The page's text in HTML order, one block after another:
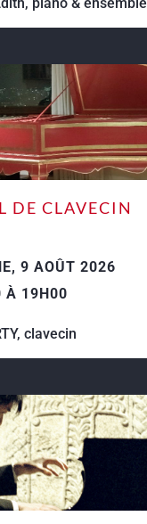
DE CLAVECIN
9 AOÛT 2026
À 19H00
clavecin